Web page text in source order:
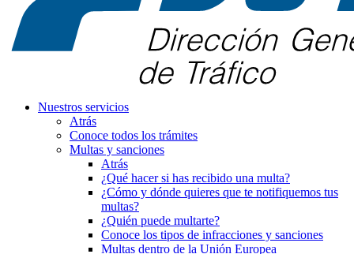
Nuestros servicios
Atrás
Conoce todos los trámites
Multas y sanciones
Atrás
¿Qué hacer si has recibido una multa?
¿Cómo y dónde quieres que te notifiquemos tus
multas?
¿Quién puede multarte?
Conoce los tipos de infracciones y sanciones
Multas dentro de la Unión Europea